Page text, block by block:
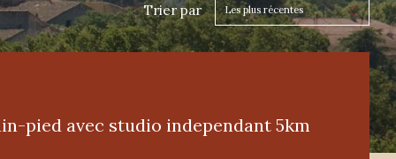
Trier par Les plus récentes
pied avec studio independant 5km